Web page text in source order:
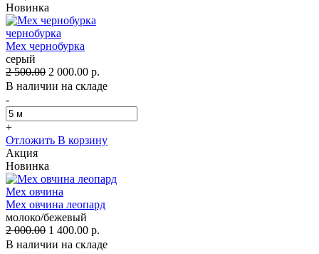
Новинка
чернобурка
Мех чернобурка
серый
2 500.00 2 000.00 р.
В наличии на складе
-
+
Отложить В корзину
Акция
Новинка
Мех овчина
Мех овчина леопард
молоко/бежевый
2 000.00 1 400.00 р.
В наличии на складе